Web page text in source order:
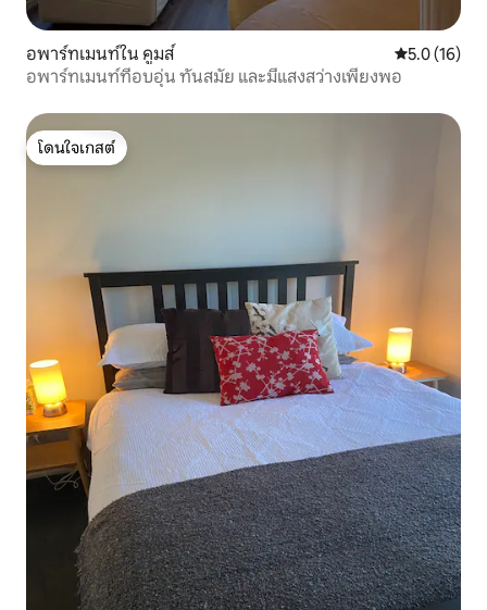
อพาร์ทเมนท์ใน คูมส์ คะแนนเฉลี่ย
5.0 (16)
อพาร์ทเมนท์ที่อบอุ่น ทันสมัย และมีแสงสว่างเพียงพอ
โดนใจเกสต์
โดนใจเกสต์